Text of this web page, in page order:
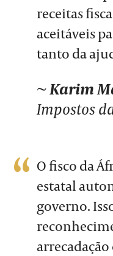
receitas
aceitáveis
tanto da
~Karim
Impostos
O fisco da
estatal
governo.
arrecadação